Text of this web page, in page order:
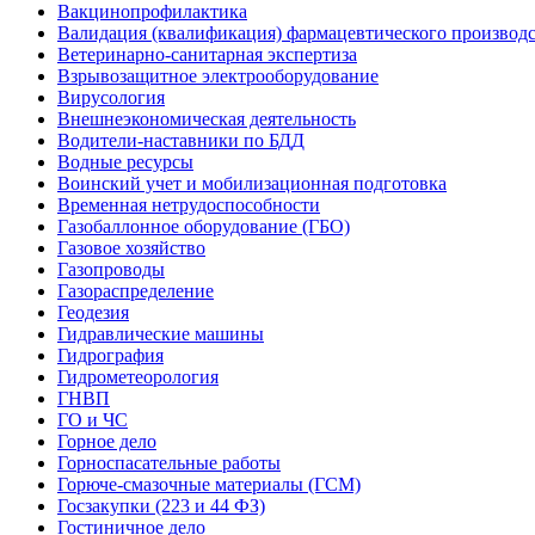
Вакцинопрофилактика
Валидация (квалификация) фармацевтического
Ветеринарно-санитарная экспертиза
Взрывозащитное электрооборудование
Вирусология
Внешнеэкономическая деятельность
Водители-наставники по БДД
Водные ресурсы
Воинский учет и мобилизационная подготовка
Временная нетрудоспособности
Газобаллонное оборудование (ГБО)
Газовое хозяйство
Газопроводы
Газораспределение
Геодезия
Гидравлические машины
Гидрография
Гидрометеорология
ГНВП
ГО и ЧС
Горное дело
Горноспасательные работы
Горюче-смазочные материалы (ГСМ)
Госзакупки (223 и 44 ФЗ)
Гостиничное дело